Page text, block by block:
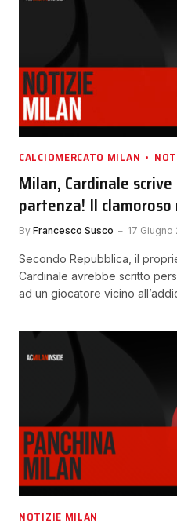
CALCIOMERCATO MILAN
Milan, Cardinale
partenza! Il
By Francesco Susco 17 Giugno
Secondo Repubblica, il
Cardinale avrebbe scritto
ad un giocatore vicino
NOTIZIE MILAN